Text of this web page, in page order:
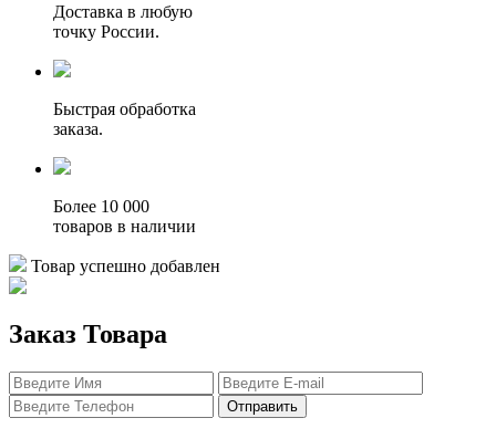
Доставка в любую
точку России.
Быстрая обработка
заказа.
Более 10 000
товаров в наличии
Товар успешно добавлен
Заказ Товара
Отправить